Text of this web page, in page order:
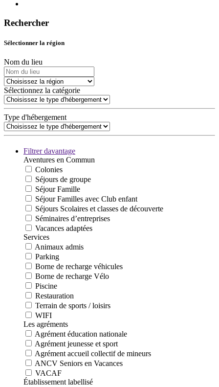
Rechercher
Sélectionner la région
Nom du lieu
Sélectionnez la catégorie
Type d'hébergement
Filtrer davantage
Aventures en Commun
Colonies
Séjours de groupe
Séjour Famille
Séjour Familles avec Club enfant
Séjours Scolaires et classes de découverte
Séminaires d’entreprises
Vacances adaptées
Services
Animaux admis
Parking
Borne de recharge véhicules
Borne de recharge Vélo
Piscine
Restauration
Terrain de sports / loisirs
WIFI
Les agréments
Agrément éducation nationale
Agrément jeunesse et sport
Agrément accueil collectif de mineurs
ANCV Seniors en Vacances
VACAF
Établissement labellisé